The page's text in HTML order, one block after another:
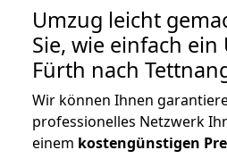
Umzug leicht
Sie, wie einfach ein
Fürth nach
Wir können Ihnen
professionelles Netzwerk
einem kostengünstigen